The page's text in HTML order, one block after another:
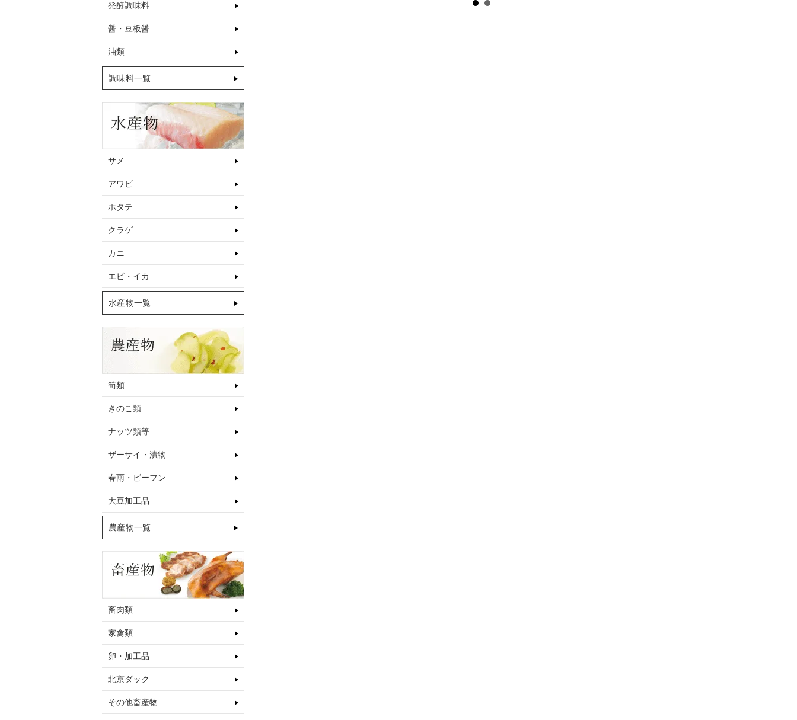
発酵調味料
醤・豆板醤
油類
調味料一覧
サメ
アワビ
ホタテ
クラゲ
カニ
エビ・イカ
水産物一覧
筍類
きのこ類
ナッツ類等
ザーサイ・漬物
春雨・ビーフン
大豆加工品
農産物一覧
畜肉類
家禽類
卵・加工品
北京ダック
その他畜産物